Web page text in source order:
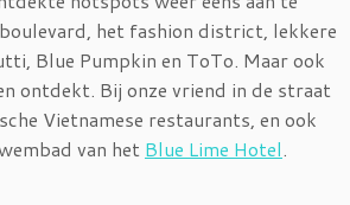
het fashion district, lekkere
Blue Pumpkin en ToTo. Maar ook
ontdekt. Bij onze vriend in de straat
Vietnamese restaurants, en ook
van het Blue Lime Hotel.